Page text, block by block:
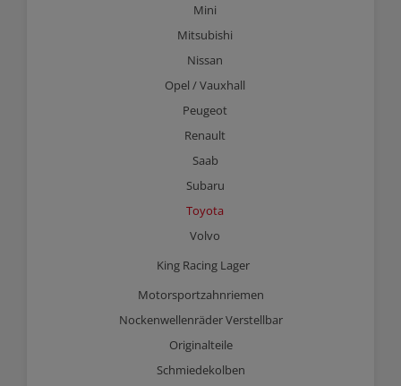
Mini
Mitsubishi
Nissan
Opel / Vauxhall
Peugeot
Renault
Saab
Subaru
Toyota
Volvo
King Racing Lager
Motorsportzahnriemen
Nockenwellenräder Verstellbar
Originalteile
Schmiedekolben